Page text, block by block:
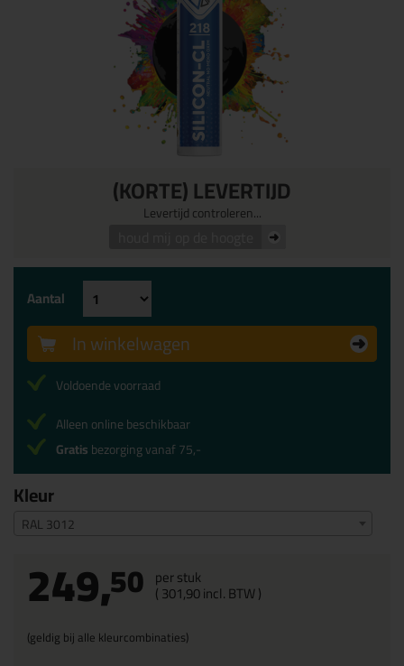
(KORTE) LEVERTIJD
Levertijd controleren...
Kleur
RAL 3012
249,50 per stuk
(301,90incl. BTW )
(geldig bij alle kleurcombinaties)
Aantal
In winkelwagen
Voldoende voorraad
Alleen online beschikbaar
Gratisbezorging vanaf 75,-